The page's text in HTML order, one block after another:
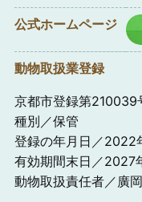
公式ホームページ
動物取扱業登録
京都市登録第210039
種別／保管
登録の年月日／2022
有効期間末日／2027
動物取扱責任者／廣岡